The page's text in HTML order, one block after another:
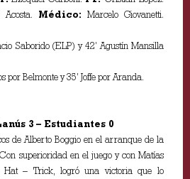
Acosta. Médico: Marcelo Giovanetti.
Saborido (ELP) y 42’ Agustín Mansilla
por Belmonte y 35’ Joffe por Aranda.
3 – Estudiantes 0
de Alberto Boggio en el arranque de la
superioridad en el juego y con Matías
Hat – Trick, logró una victoria que lo